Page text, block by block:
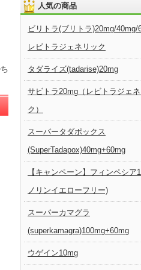
人気の商品
ビリトラ(ブリトラ)20mg/40mg/
レビトラジェネリック
タダライズ(tadarise)20mg
サビトラ20mg（レビトラジェネ
ク）
スーパータダポックス
(SuperTadapox)40mg+60mg
【キャンペーン】フィンペシア
ノリンイエローフリー)
スーパーカマグラ
(superkamagra)100mg+60mg
ウゲイン10mg